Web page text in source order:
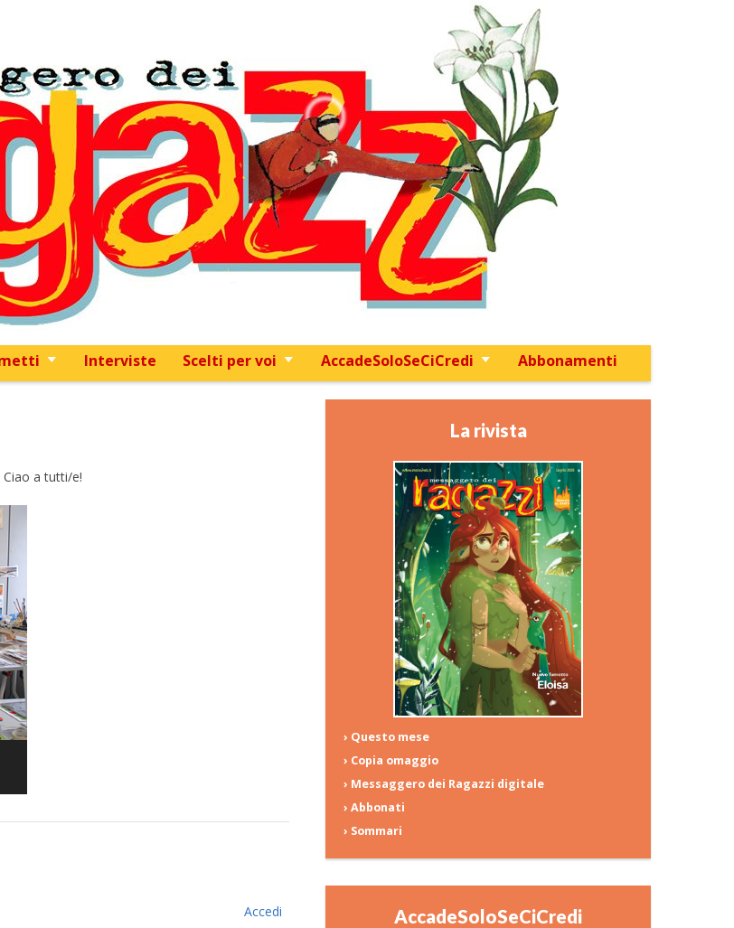
Skip to content
Interviste Scelti per voi AccadeSoloSeCiCredi Abbonamenti
a tutti/e!
Accedi
La rivista
› Questo mese
› Copia omaggio
› Messaggero dei Ragazzi digitale
› Abbonati
› Sommari
AccadeSoloSeCiCredi